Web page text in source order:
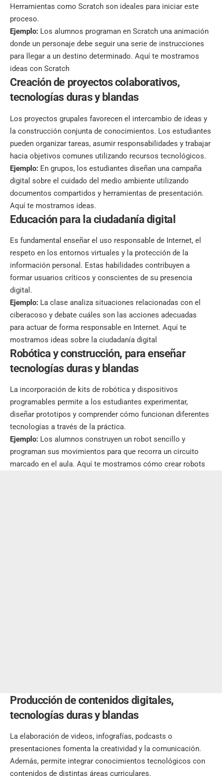
Herramientas como Scratch son ideales para iniciar este
proceso.
Ejemplo: Los alumnos programan en Scratch una animación
donde un personaje debe seguir una serie de instrucciones
para llegar a un destino determinado. Aquí te mostramos
ideas con Scratch
Creación de proyectos colaborativos,
tecnologías duras y blandas
Los proyectos grupales favorecen el intercambio de ideas y
la construcción conjunta de conocimientos. Los estudiantes
pueden organizar tareas, asumir responsabilidades y trabajar
hacia objetivos comunes utilizando recursos tecnológicos.
Ejemplo: En grupos, los estudiantes diseñan una campaña
digital sobre el cuidado del medio ambiente utilizando
documentos compartidos y herramientas de presentación.
Aquí te mostramos ideas.
Educación para la ciudadanía digital
Es fundamental enseñar el uso responsable de Internet, el
respeto en los entornos virtuales y la protección de la
información personal. Estas habilidades contribuyen a
formar usuarios críticos y conscientes de su presencia
digital.
Ejemplo: La clase analiza situaciones relacionadas con el
ciberacoso y debate cuáles son las acciones adecuadas
para actuar de forma responsable en Internet. Aquí te
mostramos ideas sobre la ciudadanía digital
Robótica y construcción, para enseñar
tecnologías duras y blandas
La incorporación de kits de robótica y dispositivos
programables permite a los estudiantes experimentar,
diseñar prototipos y comprender cómo funcionan diferentes
tecnologías a través de la práctica.
Ejemplo: Los alumnos construyen un robot sencillo y
programan sus movimientos para que recorra un circuito
marcado en el aula. Aquí te mostramos cómo crear robots
Producción de contenidos digitales,
tecnologías duras y blandas
La elaboración de videos, infografías, podcasts o
presentaciones fomenta la creatividad y la comunicación.
Además, permite integrar conocimientos tecnológicos con
contenidos de distintas áreas curriculares.